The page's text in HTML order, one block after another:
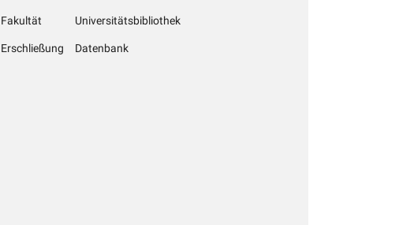
Fakultät Universitätsbibliothek
Erschließung Datenbank